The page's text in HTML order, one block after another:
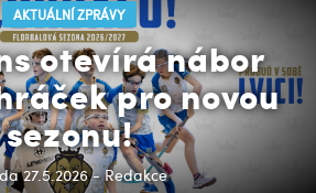
AKTUÁLNÍ ZPRÁVY
otevírá nábor
pro novou
sezonu!
27.5.2026 - Redakce